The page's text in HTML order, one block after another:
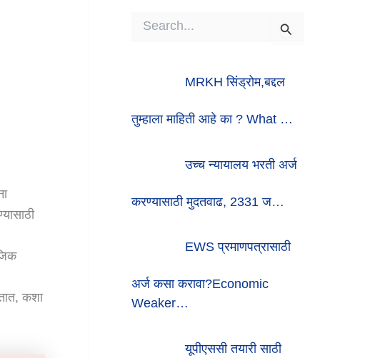
कशा
O
MRKH सिंड्रोम,बद्दल
तुम्हाला माहिती आहे का ? What …
उच्च न्यायालय भरती अर्ज
करण्यासाठी मुदतवाढ, 2331 ज…
EWS प्रमाणपत्रासाठी
अर्ज कसा करावा?Economic
Weaker…
यूपीएससी तयारी साठी